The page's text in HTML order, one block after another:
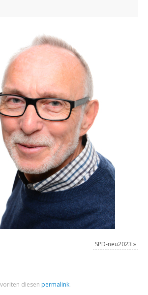
SPD-neu2023 »
diesen permalink.